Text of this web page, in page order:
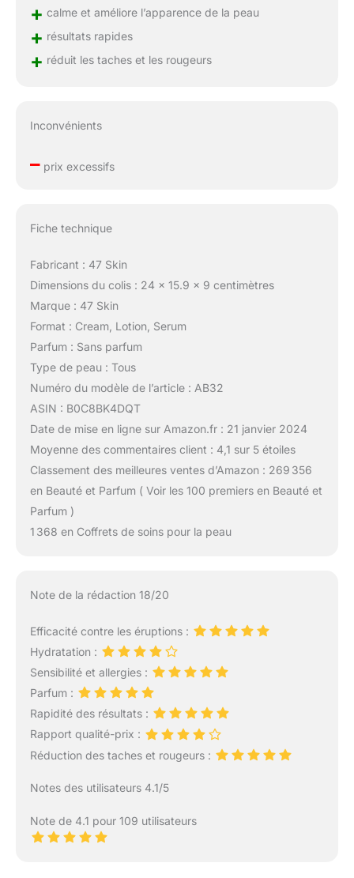
+ calme et améliore l’apparence de la peau
+ résultats rapides
+ réduit les taches et les rougeurs
Inconvénients
–prix excessifs
Fiche technique
Fabricant : 47 Skin
Dimensions du colis : 24 x 15.9 x 9 centimètres
Marque : 47 Skin
Format : Cream, Lotion, Serum
Parfum : Sans parfum
Type de peau : Tous
Numéro du modèle de l’article : AB32
ASIN : B0C8BK4DQT
Date de mise en ligne sur Amazon.fr : 21 janvier 2024
Moyenne des commentaires client : 4,1 sur 5 étoiles
Classement des meilleures ventes d’Amazon : 269 356
en Beauté et Parfum ( Voir les 100 premiers en Beauté et
Parfum )
1 368 en Coffrets de soins pour la peau
Note de la rédaction 18/20
Efficacité contre les éruptions :
Hydratation :
Sensibilité et allergies :
Parfum :
Rapidité des résultats :
Rapport qualité-prix :
Réduction des taches et rougeurs :
Notes des utilisateurs 4.1/5
Note de 4.1 pour 109 utilisateurs